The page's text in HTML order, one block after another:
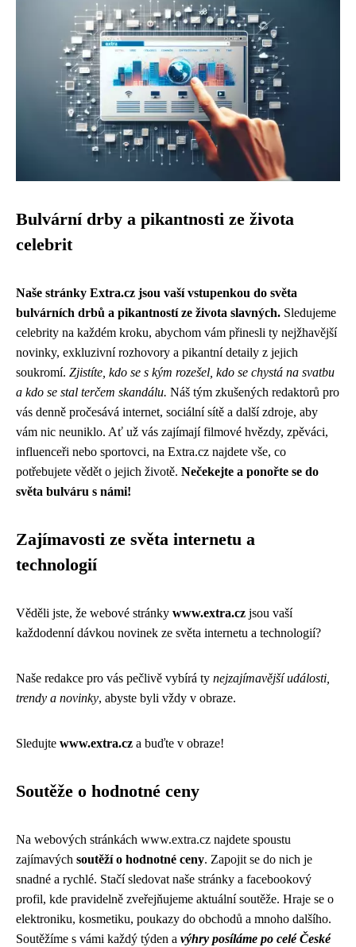
Bulvární drby a pikantnosti ze života
celebrit
Naše stránky Extra.cz jsou vaší vstupenkou do světa
bulvárních drbů a pikantností ze života slavných. Sledujeme
celebrity na každém kroku, abychom vám přinesli ty nejžhavější
novinky, exkluzivní rozhovory a pikantní detaily z jejich
soukromí. Zjistíte, kdo se s kým rozešel, kdo se chystá na svatbu
a kdo se stal terčem skandálu. Náš tým zkušených redaktorů pro
vás denně pročesává internet, sociální sítě a další zdroje, aby
vám nic neuniklo. Ať už vás zajímají filmové hvězdy, zpěváci,
influenceři nebo sportovci, na Extra.cz najdete vše, co
potřebujete vědět o jejich životě. Nečekejte a ponořte se do
světa bulváru s námi!
Zajímavosti ze světa internetu a
technologií
Věděli jste, že webové stránky www.extra.cz jsou vaší
každodenní dávkou novinek ze světa internetu a technologií?
Naše redakce pro vás pečlivě vybírá ty nejzajímavější události,
trendy a novinky, abyste byli vždy v obraze.
Sledujte www.extra.cz a buďte v obraze!
Soutěže o hodnotné ceny
Na webových stránkách www.extra.cz najdete spoustu
zajímavých soutěží o hodnotné ceny. Zapojit se do nich je
snadné a rychlé. Stačí sledovat naše stránky a facebookový
profil, kde pravidelně zveřejňujeme aktuální soutěže. Hraje se o
elektroniku, kosmetiku, poukazy do obchodů a mnoho dalšího.
Soutěžíme s vámi každý týden a výhry posíláme po celé České